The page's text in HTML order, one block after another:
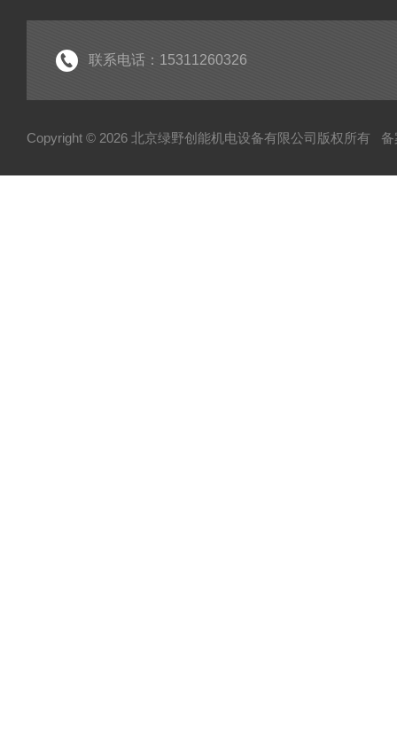
联系电话：15311260326
Copyright © 2026 北京绿野创能机电设备有限公司版权所有 备